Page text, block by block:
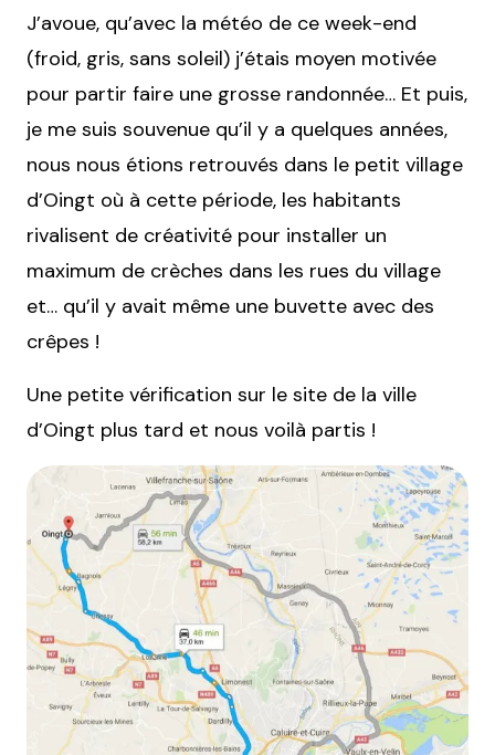
J’avoue, qu’avec la météo de ce week-end
(froid, gris, sans soleil) j’étais moyen motivée
pour partir faire une grosse randonnée… Et puis,
je me suis souvenue qu’il y a quelques années,
nous nous étions retrouvés dans le petit village
d’Oingt où à cette période, les habitants
rivalisent de créativité pour installer un
maximum de crèches dans les rues du village
et… qu’il y avait même une buvette avec des
crêpes !
Une petite vérification sur le site de la ville
d’Oingt plus tard et nous voilà partis !